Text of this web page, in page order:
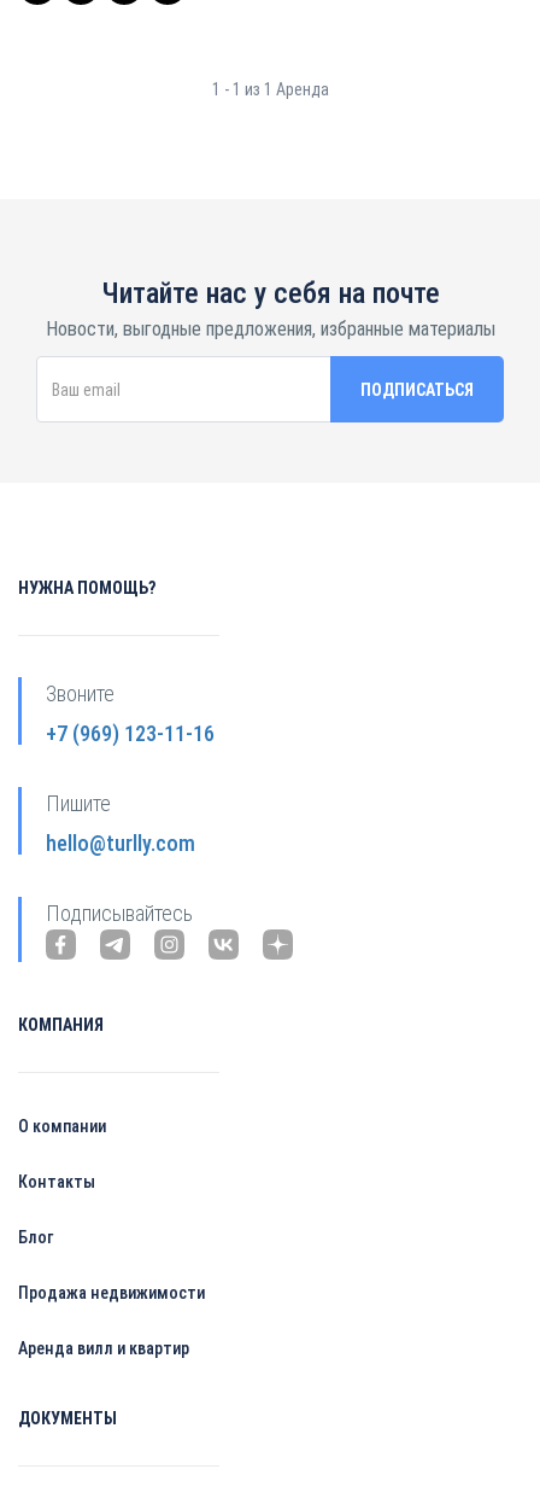
1 - 1 из 1 Аренда
Читайте нас у себя на почте
Новости, выгодные предложения, избранные материалы
НУЖНА ПОМОЩЬ?
Звоните
+7 (969) 123-11-16
Пишите
hello@turlly.com
Подписывайтесь
КОМПАНИЯ
О компании
Контакты
Блог
Продажа недвижимости
Аренда вилл и квартир
ДОКУМЕНТЫ